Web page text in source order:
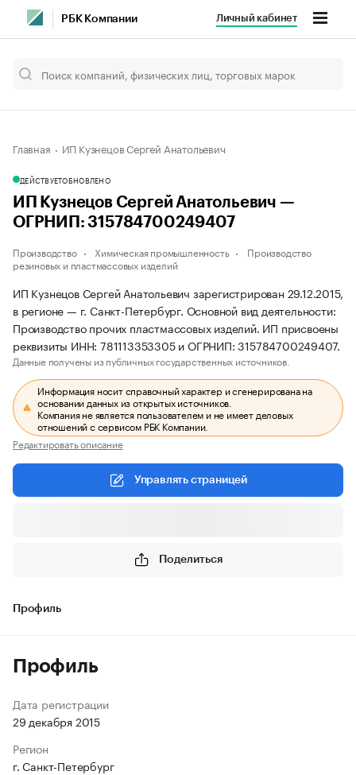
РБК Компании Личный кабинет
Главная ИП Кузнецов Сергей Анатольевич
ДЕЙСТВУЕТОБНОВЛЕНО
ИП Кузнецов Сергей Анатольевич —
ОГРНИП: 315784700249407
Производство Химическая промышленность
Производство
резиновых и пластмассовых изделий
ИП Кузнецов Сергей Анатольевич зарегистрирован 29.12.2015,
в регионе — г. Санкт-Петербург. Основной вид деятельности:
Производство прочих пластмассовых изделий. ИП присвоены
реквизиты ИНН: 781113353305 и ОГРНИП: 315784700249407.
Данные получены из публичных государственных источников.
Информация носит справочный характер и сгенерирована на
основании данных из открытых источников.
Компания не является пользователем и не имеет деловых
отношений с сервисом РБК Компании.
Редактировать описание
Управлять страницей
Поделиться
Профиль
Профиль
Дата регистрации
29 декабря 2015
Регион
г. Санкт-Петербург